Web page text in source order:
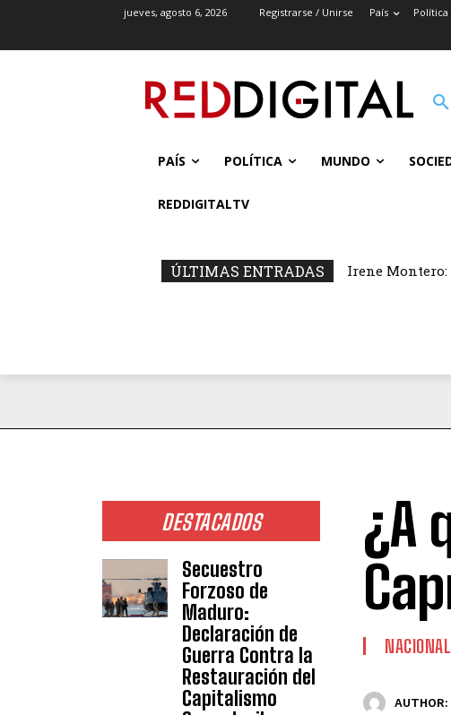
jueves, agosto 6, 2026 Registrarse / Unirse País Política
PAÍS POLÍTICA MUNDO
REDDIGITALTV
ÚLTIMAS ENTRADAS Irene Montero:
DESTACADOS
Secuestro
Forzoso de
Maduro:
Declaración de
Guerra Contra la
Restauración del
Capitalismo
¿A
NACIONAL
AUTHOR: